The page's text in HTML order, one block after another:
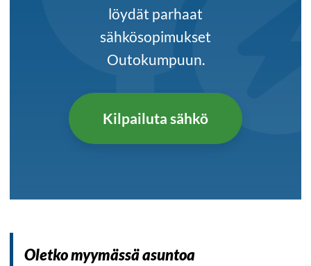
löydät parhaat
sähkösopimukset
Outokumpuun.
Kilpailuta sähkö
Oletko myymässä asuntoa